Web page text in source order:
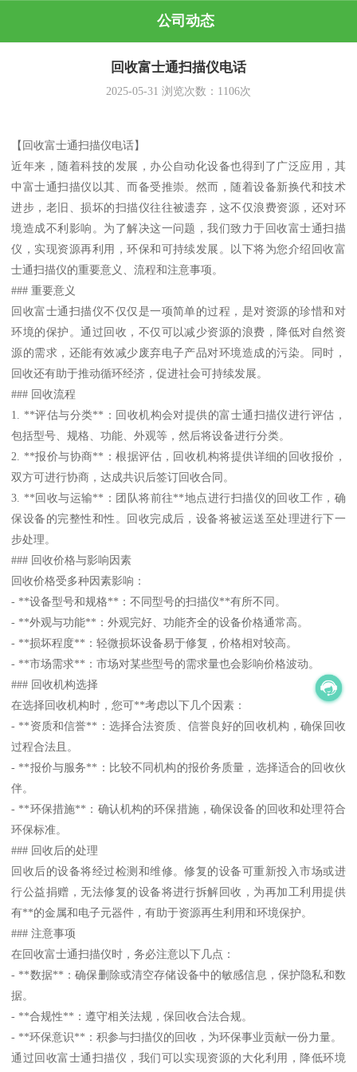
公司动态
回收富士通扫描仪电话
2025-05-31 浏览次数： 1106次
【回收富士通扫描仪电话】
近年来，随着科技的发展，办公自动化设备也得到了广泛应用，其
中富士通扫描仪以其、而备受推崇。然而，随着设备新换代和技术
进步，老旧、损坏的扫描仪往往被遗弃，这不仅浪费资源，还对环
境造成不利影响。为了解决这一问题，我们致力于回收富士通扫描
仪，实现资源再利用，环保和可持续发展。以下将为您介绍回收富
士通扫描仪的重要意义、流程和注意事项。
### 重要意义
回收富士通扫描仪不仅仅是一项简单的过程，是对资源的珍惜和对
环境的保护。通过回收，不仅可以减少资源的浪费，降低对自然资
源的需求，还能有效减少废弃电子产品对环境造成的污染。同时，
回收还有助于推动循环经济，促进社会可持续发展。
### 回收流程
1. **评估与分类**：回收机构会对提供的富士通扫描仪进行评估，
包括型号、规格、功能、外观等，然后将设备进行分类。
2. **报价与协商**：根据评估，回收机构将提供详细的回收报价，
双方可进行协商，达成共识后签订回收合同。
3. **回收与运输**：团队将前往**地点进行扫描仪的回收工作，确
保设备的完整性和性。回收完成后，设备将被运送至处理进行下一
步处理。
### 回收价格与影响因素
回收价格受多种因素影响：
- **设备型号和规格**：不同型号的扫描仪**有所不同。
- **外观与功能**：外观完好、功能齐全的设备价格通常高。
- **损坏程度**：轻微损坏设备易于修复，价格相对较高。
- **市场需求**：市场对某些型号的需求量也会影响价格波动。
### 回收机构选择
在选择回收机构时，您可**考虑以下几个因素：
- **资质和信誉**：选择合法资质、信誉良好的回收机构，确保回收
过程合法且。
- **报价与服务**：比较不同机构的报价务质量，选择适合的回收伙
伴。
- **环保措施**：确认机构的环保措施，确保设备的回收和处理符合
环保标准。
### 回收后的处理
回收后的设备将经过检测和维修。修复的设备可重新投入市场或进
行公益捐赠，无法修复的设备将进行拆解回收，为再加工利用提供
有**的金属和电子元器件，有助于资源再生利用和环境保护。
### 注意事项
在回收富士通扫描仪时，务必注意以下几点：
- **数据**：确保删除或清空存储设备中的敏感信息，保护隐私和数
据。
- **合规性**：遵守相关法规，保回收合法合规。
- **环保意识**：积参与扫描仪的回收，为环保事业贡献一份力量。
通过回收富士通扫描仪，我们可以实现资源的大化利用，降低环境